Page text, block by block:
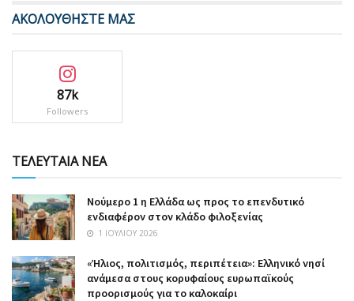
ΑΚΟΛΟΥΘΗΣΤΕ ΜΑΣ
87k
Followers
ΤΕΛΕΥΤΑΙΑ ΝΕΑ
Nούμερο 1 η Ελλάδα ως προς το επενδυτικό
ενδιαφέρον στον κλάδο φιλοξενίας
1 ΙΟΥΛΊΟΥ 2026
«Ήλιος, πολιτισμός, περιπέτεια»: Ελληνικό νησί
ανάμεσα στους κορυφαίους ευρωπαϊκούς
προορισμούς για το καλοκαίρι